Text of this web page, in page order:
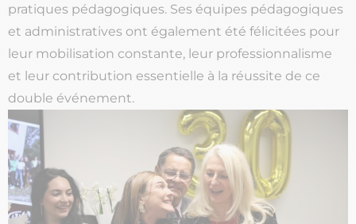
pratiques pédagogiques. Ses équipes pédagogiques
et administratives ont également été félicitées pour
leur mobilisation constante, leur professionnalisme
et leur contribution essentielle à la réussite de ce
double événement.